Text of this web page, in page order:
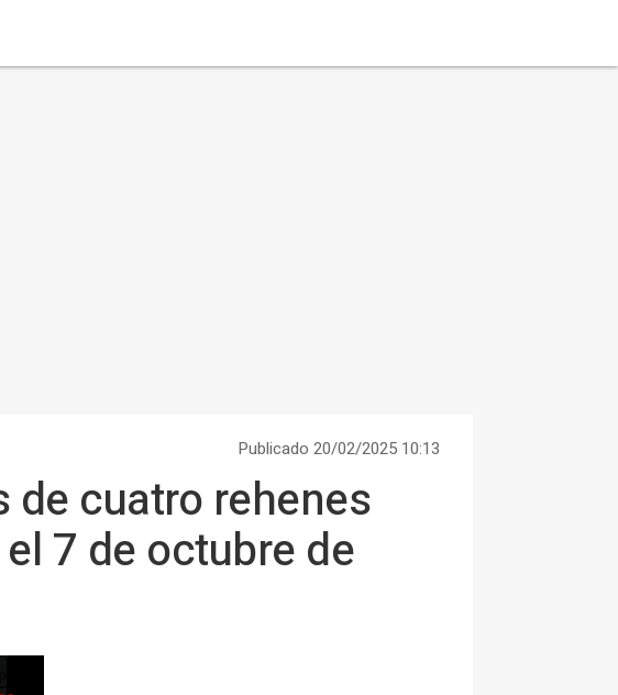
Publicado 20/02/2025 10:13
de cuatro rehenes
7 de octubre de
en el
dpa